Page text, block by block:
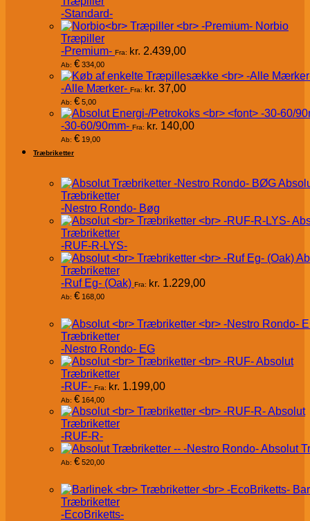
-Standard-
Norbio
Træpiller
-Premium- Fra: kr. 2.439,00
Ab: € 334,00
-Alle Mærker- Fra: kr. 37,00
Ab: € 5,00
-30-60/90mm- Fra: kr. 140,00
Ab: € 19,00
Træbriketter
Træbriketter
-Nestro Rondo- Bøg
Træbriketter
-RUF-R-LYS-
Træbriketter
-Ruf Eg- (Oak) Fra: kr. 1.229,00
Ab: € 168,00
Træbriketter
-Nestro Rondo- EG
Absolut
Træbriketter
-RUF- Fra: kr. 1.199,00
Ab: € 164,00
Absolut
Træbriketter
-RUF-R-
Absolut
Ab: € 520,00
Træbriketter
-EcoBriketts-